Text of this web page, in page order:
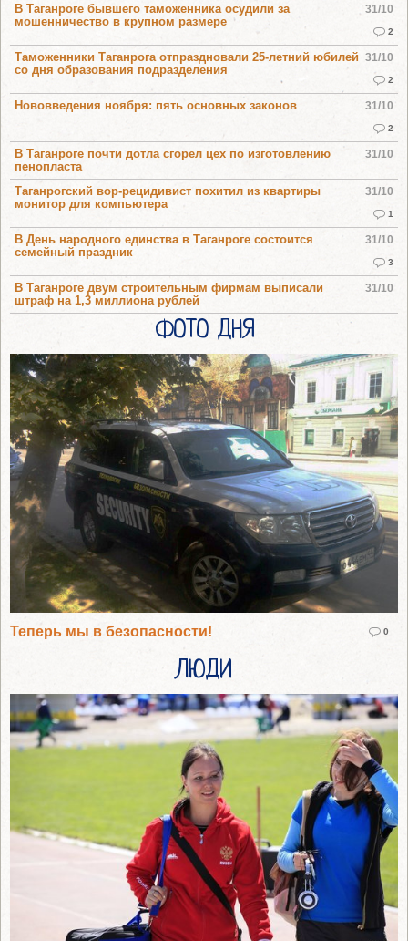
31/10
2
В Таганроге бывшего таможенника осудили за
мошенничество в крупном размере
31/10
2
Таможенники Таганрога отпраздновали 25-летний юбилей
со дня образования подразделения
31/10
2
Нововведения ноября: пять основных законов
31/10
В Таганроге почти дотла сгорел цех по изготовлению
пенопласта
31/10
1
Таганрогский вор-рецидивист похитил из квартиры
монитор для компьютера
31/10
3
В День народного единства в Таганроге состоится
семейный праздник
31/10
В Таганроге двум строительным фирмам выписали
штраф на 1,3 миллиона рублей
ФОТО ДНЯ
Теперь мы в безопасности! 0
ЛЮДИ